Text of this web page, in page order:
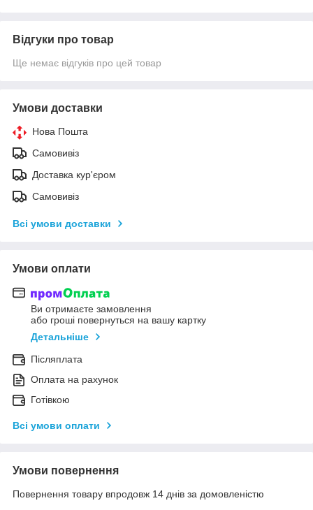
Відгуки про товар
Ще немає відгуків про цей товар
Умови доставки
Нова Пошта
Самовивіз
Доставка кур'єром
Самовивіз
Всі умови доставки
Умови оплати
Ви отримаєте замовлення
або гроші повернуться на вашу картку
Детальніше
Післяплата
Оплата на рахунок
Готівкою
Всі умови оплати
Умови повернення
Повернення товару впродовж 14 днів за домовленістю